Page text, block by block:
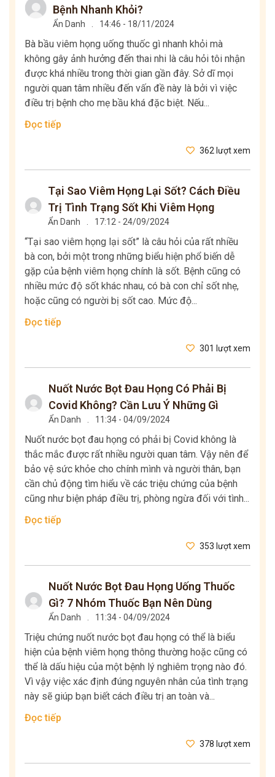
Bệnh Nhanh Khỏi?
Ẩn Danh . 14:46 - 18/11/2024
Bà bầu viêm họng uống thuốc gì nhanh khỏi mà
không gây ảnh hưởng đến thai nhi là câu hỏi tôi nhận
được khá nhiều trong thời gian gần đây. Sở dĩ mọi
người quan tâm nhiều đến vấn đề này là bởi vì việc
điều trị bệnh cho mẹ bầu khá đặc biệt. Nếu...
Đọc tiếp
362 lượt xem
Tại Sao Viêm Họng Lại Sốt? Cách Điều
Trị Tình Trạng Sốt Khi Viêm Họng
Ẩn Danh . 17:12 - 24/09/2024
“Tại sao viêm họng lại sốt” là câu hỏi của rất nhiều
bà con, bởi một trong những biểu hiện phổ biến dễ
gặp của bệnh viêm họng chính là sốt. Bệnh cũng có
nhiều mức độ sốt khác nhau, có bà con chỉ sốt nhẹ,
hoặc cũng có người bị sốt cao. Mức độ...
Đọc tiếp
301 lượt xem
Nuốt Nước Bọt Đau Họng Có Phải Bị
Covid Không? Cần Lưu Ý Những Gì
Ẩn Danh . 11:34 - 04/09/2024
Nuốt nước bọt đau họng có phải bị Covid không là
thắc mắc được rất nhiều người quan tâm. Vậy nên để
bảo vệ sức khỏe cho chính mình và người thân, bạn
cần chủ động tìm hiểu về các triệu chứng của bệnh
cũng như biện pháp điều trị, phòng ngừa đối với tình...
Đọc tiếp
353 lượt xem
Nuốt Nước Bọt Đau Họng Uống Thuốc
Gì? 7 Nhóm Thuốc Bạn Nên Dùng
Ẩn Danh . 11:34 - 04/09/2024
Triệu chứng nuốt nước bọt đau họng có thể là biểu
hiện của bệnh viêm họng thông thường hoặc cũng có
thể là dấu hiệu của một bệnh lý nghiêm trọng nào đó.
Vì vậy việc xác định đúng nguyên nhân của tình trạng
này sẽ giúp bạn biết cách điều trị an toàn và...
Đọc tiếp
378 lượt xem